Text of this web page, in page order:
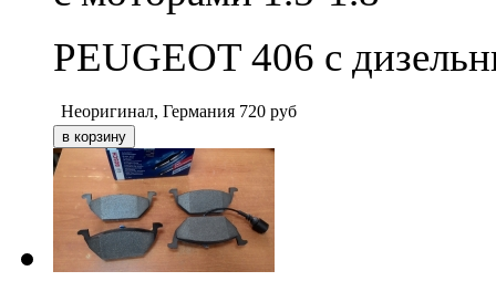
PEUGEOT 406 с
Неоригинал, Германия 720 руб